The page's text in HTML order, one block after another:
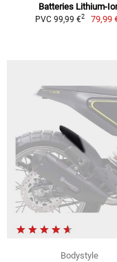
Batteries Lithium-
PVC 99,99 €2 79,99
Bodystyle